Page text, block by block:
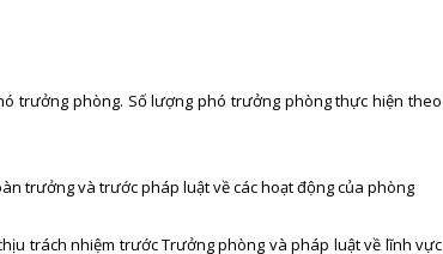
trưởng phòng. Số lượng phó trưởng phòng thực hiện theo
trưởng và trước pháp luật về các hoạt động của phòng
trách nhiệm trước Trưởng phòng và pháp luật về lĩnh vực